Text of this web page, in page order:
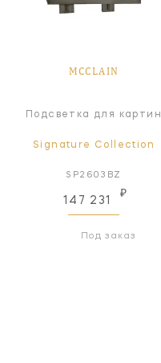
MCCLAIN
Подсветка для картин
Signature Collection
SP2603BZ
147 231
₽
Под заказ